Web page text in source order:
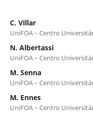
C. Villar
UniFOA – Centro
N. Albertassi
UniFOA – Centro
M. Senna
UniFOA – Centro
M. Ennes
UniFOA – Centro